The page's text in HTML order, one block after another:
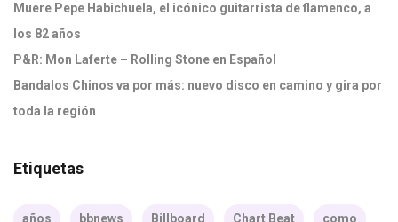
Muere Pepe Habichuela, el icónico guitarrista de flamenco, a
los 82 años
P&R: Mon Laferte – Rolling Stone en Español
Bandalos Chinos va por más: nuevo disco en camino y gira por
toda la región
Etiquetas
años bbnews Billboard Chart Beat como